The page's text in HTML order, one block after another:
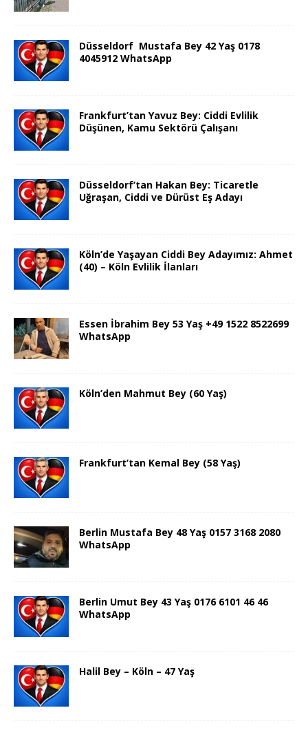
Düsseldorf Mustafa Bey 42 Yaş 0178
4045912 WhatsApp
Frankfurt’tan Yavuz Bey: Ciddi Evlilik
Düşünen, Kamu Sektörü Çalışanı
Düsseldorf’tan Hakan Bey: Ticaretle
Uğraşan, Ciddi ve Dürüst Eş Adayı
Köln’de Yaşayan Ciddi Bey Adayımız: Ahmet
(40) – Köln Evlilik İlanları
Essen İbrahim Bey 53 Yaş +49 1522 8522699
WhatsApp
Köln’den Mahmut Bey (60 Yaş)
Frankfurt’tan Kemal Bey (58 Yaş)
Berlin Mustafa Bey 48 Yaş 0157 3168 2080
WhatsApp
Berlin Umut Bey 43 Yaş 0176 6101 46 46
WhatsApp
Halil Bey – Köln – 47 Yaş